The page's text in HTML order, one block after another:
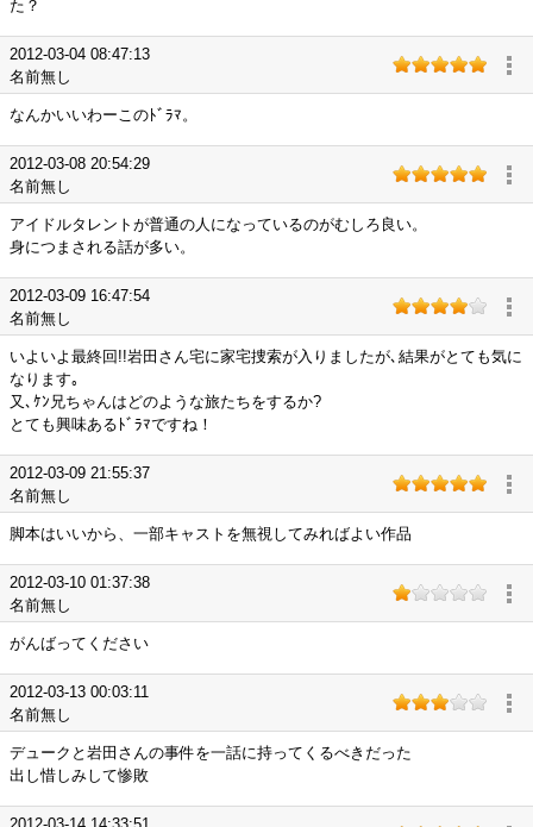
た？
2012-03-04 08:47:13
名前無し
なんかいいわーこのﾄﾞﾗﾏ。
2012-03-08 20:54:29
名前無し
アイドルタレントが普通の人になっているのがむしろ良い。
身につまされる話が多い。
2012-03-09 16:47:54
名前無し
いよいよ最終回!!岩田さん宅に家宅捜索が入りましたが､結果がとても気に
なります｡
又､ｹﾝ兄ちゃんはどのような旅たちをするか?
とても興味あるﾄﾞﾗﾏですね！
2012-03-09 21:55:37
名前無し
脚本はいいから、一部キャストを無視してみればよい作品
2012-03-10 01:37:38
名前無し
がんばってください
2012-03-13 00:03:11
名前無し
デュークと岩田さんの事件を一話に持ってくるべきだった
出し惜しみして惨敗